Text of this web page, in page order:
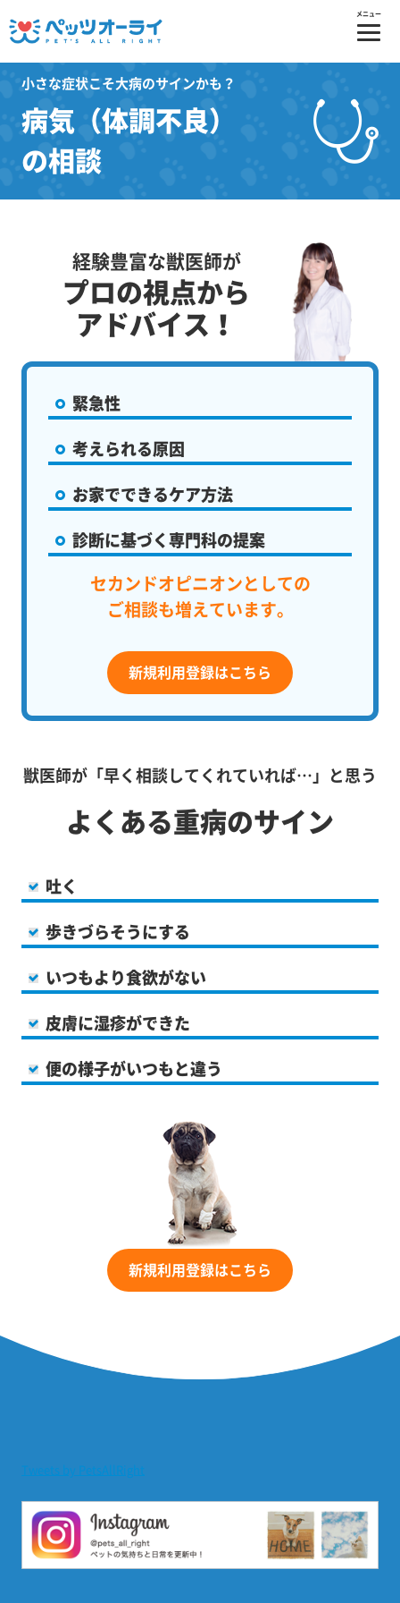
メニュー
小さな症状こそ大病のサインかも？
病気（体調不良）
の相談
経験豊富な獣医師が
プロの視点から
アドバイス！
緊急性
考えられる原因
お家でできるケア方法
診断に基づく専門科の提案
セカンドオピニオンとしての
ご相談も増えています。
新規利用登録はこちら
獣医師が「早く相談してくれていれば…」と思う
よくある重病のサイン
吐く
歩きづらそうにする
いつもより食欲がない
皮膚に湿疹ができた
便の様子がいつもと違う
新規利用登録はこちら
Tweets by PetsAllRight